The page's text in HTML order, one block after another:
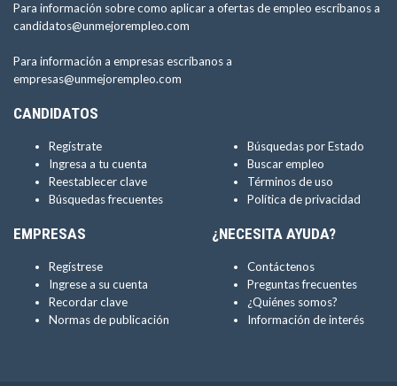
Para información sobre como aplicar a ofertas de empleo escríbanos a
candidatos@unmejorempleo.com
Para información a empresas escríbanos a
empresas@unmejorempleo.com
CANDIDATOS
Regístrate
Ingresa a tu cuenta
Reestablecer clave
Búsquedas frecuentes
Búsquedas por Estado
Buscar empleo
Términos de uso
Política de privacidad
EMPRESAS
Regístrese
Ingrese a su cuenta
Recordar clave
Normas de publicación
¿NECESITA AYUDA?
Contáctenos
Preguntas frecuentes
¿Quiénes somos?
Información de interés